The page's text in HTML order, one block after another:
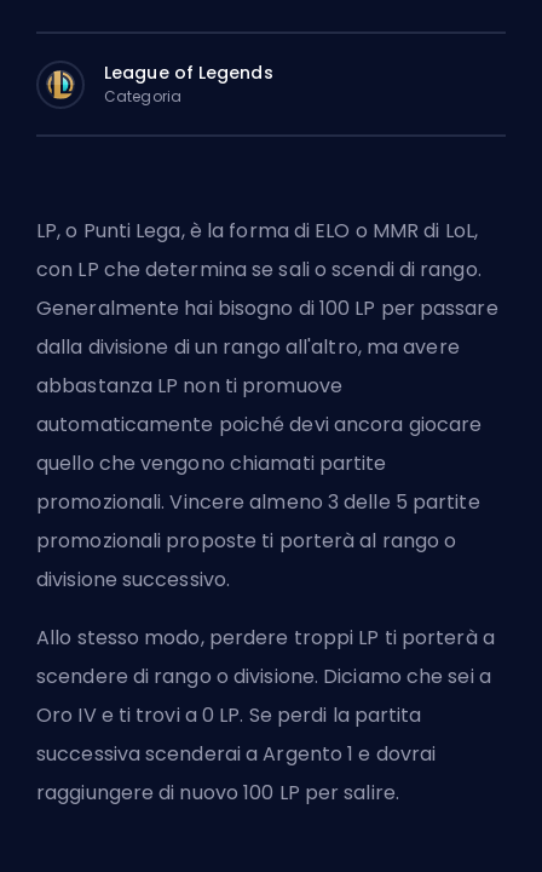
League of Legends
Categoria
LP, o Punti Lega, è la forma di ELO o MMR di LoL,
con LP che determina se sali o scendi di rango.
Generalmente hai bisogno di 100 LP per passare
dalla divisione di un rango all'altro, ma avere
abbastanza LP non ti promuove
automaticamente poiché devi ancora giocare
quello che vengono chiamati partite
promozionali. Vincere almeno 3 delle 5 partite
promozionali proposte ti porterà al rango o
divisione successivo.
Allo stesso modo, perdere troppi LP ti porterà a
scendere di rango odivisione. Diciamo che sei a
Oro IV e ti trovi a 0 LP. Se perdi la partita
successiva scenderai a Argento 1 e dovrai
raggiungere di nuovo 100 LP per salire.